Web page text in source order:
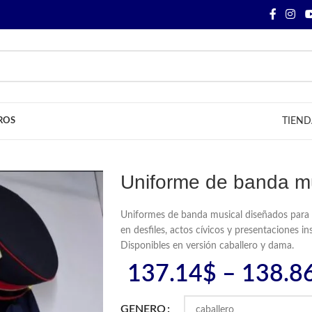
Uniforme de banda
Uniformes de banda musical diseñados
en desfiles, actos cívicos y presentaciones
Disponibles en versión caballero y dama.
137.14$ –
GENERO